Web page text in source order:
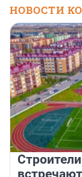
НОВОСТИ